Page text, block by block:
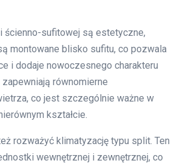
ścienno-sufitowej są estetyczne,
montowane blisko sufitu, co pozwala
i dodaje nowoczesnego charakteru
równomierne
co jest szczególnie ważne w
kształcie.
rozważyć klimatyzację typu split. Ten
wewnętrznej i zewnętrznej, co